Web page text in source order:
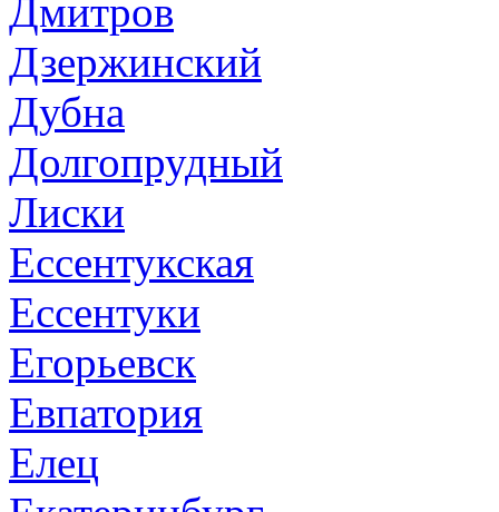
Дмитров
Дзержинский
Дубна
Долгопрудный
Лиски
Ессентукская
Ессентуки
Егорьевск
Евпатория
Елец